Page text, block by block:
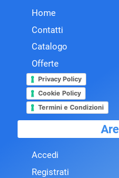
Home
Contatti
Catalogo
Offerte
Privacy Policy
Cookie Policy
Termini e Condizioni
Accedi
Registrati